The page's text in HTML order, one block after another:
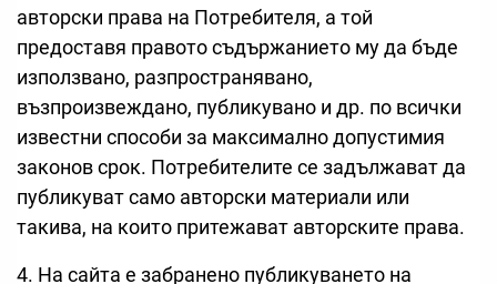
авторски права на Потребителя, а той
предоставя правото съдържанието му да бъде
използвано, разпространявано,
възпроизвеждано, публикувано и др. по всички
известни способи за максимално допустимия
законов срок. Потребителите се задължават да
публикуват само авторски материали или
такива, на които притежават авторските права.
4. На сайта е забранено публикуването на